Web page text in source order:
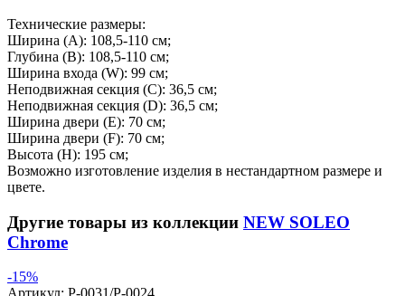
Технические размеры:
Ширина (A): 108,5-110 см;
Глубина (B): 108,5-110 см;
Ширина входа (W): 99 см;
Неподвижная секция (С): 36,5 см;
Неподвижная секция (D): 36,5 см;
Ширина двери (E): 70 см;
Ширина двери (F): 70 см;
Высота (H): 195 см;
Возможно изготовление изделия в нестандартном размере и
цвете.
Другие товары из коллекции NEW SOLEO
Chrome
-15%